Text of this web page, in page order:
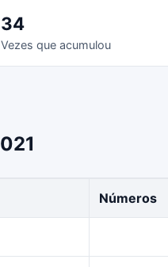
34
Vezes que acumulou
Números